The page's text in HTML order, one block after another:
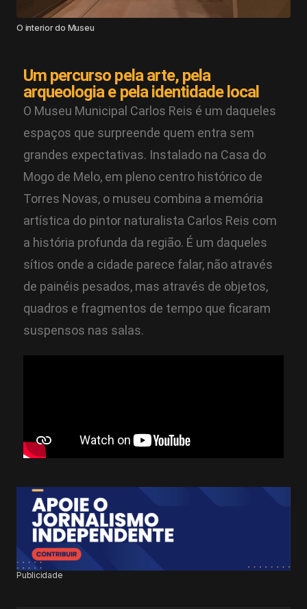
O interior do Museu
Um percurso pela arte, pela
arqueologia e pela identidade local
O Museu Municipal Carlos Reis é um daqueles
espaços que surpreende quem entra sem
grandes expectativas. Instalado na Casa do
Mogo de Melo, em pleno centro histórico de
Torres Novas, o museu combina a memória
artística do pintor naturalista Carlos Reis com
a história profunda da região. É um daqueles
sítios onde a cidade parece falar, não através
de painéis pesados, mas através de objetos,
quadros e fragmentos de tempo que ficaram
suspensos nas salas.
Publicidade